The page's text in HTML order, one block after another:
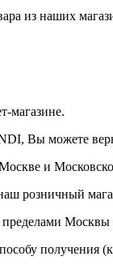
из наших
магазине.
Вы можете
и
розничный
пределами
получения